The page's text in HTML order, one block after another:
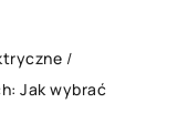
/
Jak wybrać